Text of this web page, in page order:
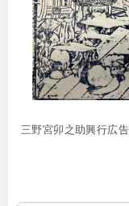
三野宮卯之助興行広